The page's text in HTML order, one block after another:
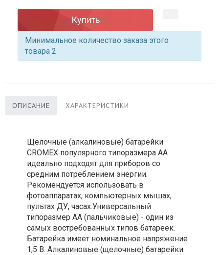
Купить
Минимальное количество заказа этого
товара 2
ОПИСАНИЕ ХАРАКТЕРИСТИКИ
Щелочные (алкалиновые) батарейки
CROMEX популярного типоразмера АA
идеально подходят для приборов со
средним потреблением энергии.
Рекомендуется использовать в
фотоаппаратах, компьютерных мышах,
пультах ДУ, часах.Универсальный
типоразмер AА (пальчиковые) - один из
самых востребованных типов батареек.
Батарейка имеет номинальное напряжение
1,5 В. Алкалиновые (щелочные) батарейки